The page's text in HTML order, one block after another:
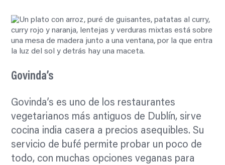
Govinda’s
Govinda’s es uno de los restaurantes
vegetarianos más antiguos de Dublín, sirve
cocina india casera a precios asequibles. Su
servicio de bufé permite probar un poco de
todo, con muchas opciones veganas para